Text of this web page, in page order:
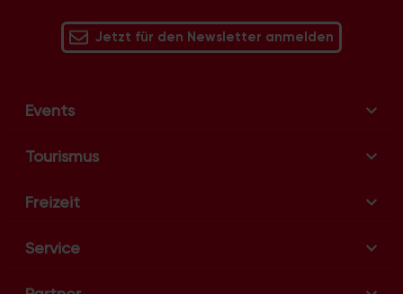
Jetzt für den Newsletter anmelden
Events
Tourismus
Freizeit
Service